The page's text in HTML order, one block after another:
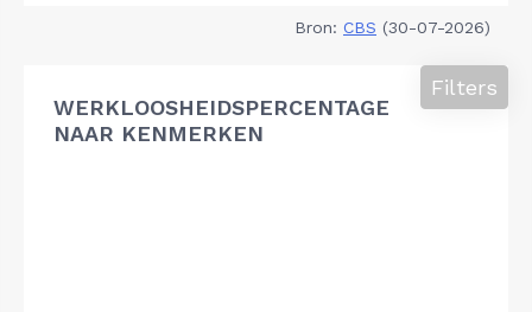
Bron: CBS (30-07-2026)
WERKLOOSHEIDSPERCENTAGE
NAAR KENMERKEN
Filters